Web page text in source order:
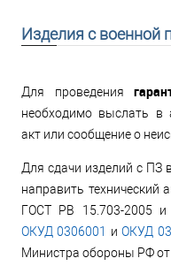
Изделия с военной
Для проведения
необходимо выслать
акт или сообщение о
Для сдачи изделий с ПЗ в
направить технический
ГОСТ РВ 15.703-2005
ОКУД 0306001
иОКУД
Министра обороны РФ